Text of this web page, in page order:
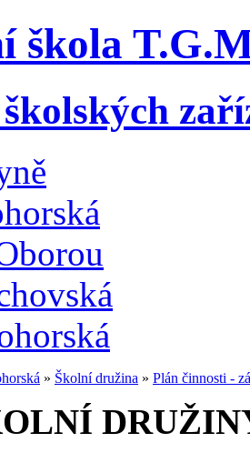
škola
» Školní družina » Plán činnosti -